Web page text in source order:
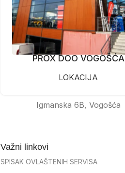
PROX DOO VOGOŠĆA
LOKACIJA
Igmanska 6B, Vogošća
Važni linkovi
SPISAK OVLAŠTENIH SERVISA